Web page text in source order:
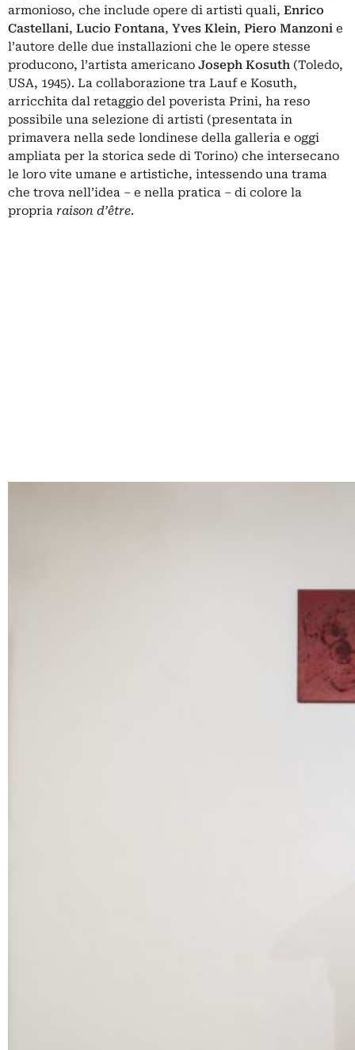
armonioso, che include opere di artisti quali, Enrico
Castellani, Lucio Fontana, Yves Klein, Piero Manzoni e
l’autore delle due installazioni che le opere stesse
producono, l’artista americano Joseph Kosuth (Toledo,
USA, 1945). La collaborazione tra Lauf e Kosuth,
arricchita dal retaggio del poverista Prini, ha reso
possibile una selezione di artisti (presentata in
primavera nella sede londinese della galleria e oggi
ampliata per la storica sede di Torino) che intersecano
le loro vite umane e artistiche, intessendo una trama
che trova nell’idea – e nella pratica – di colore la
propria raison d’être.